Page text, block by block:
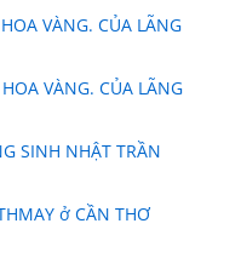
VÀNG. CỦA LÃNG
VÀNG. CỦA LÃNG
SINH NHẬT TRẦN
ở CẦN THƠ